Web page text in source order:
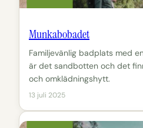
Munkabobadet
Familjevänlig badplats med
är det sandbotten och det
och omklädningshytt.
13 juli 2025